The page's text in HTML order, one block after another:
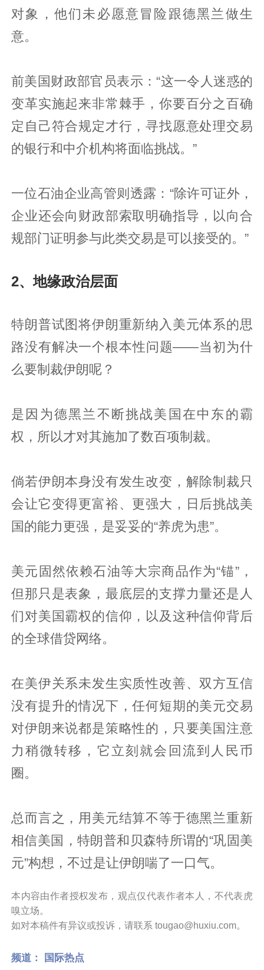
对象，他们未必愿意冒险跟德黑兰做生
意。
前美国财政部官员表示：“这一令人迷惑的
变革实施起来非常棘手，你要百分之百确
定自己符合规定才行，寻找愿意处理交易
的银行和中介机构将面临挑战。”
一位石油企业高管则透露：“除许可证外，
企业还会向财政部索取明确指导，以向合
规部门证明参与此类交易是可以接受的。”
2、地缘政治层面
特朗普试图将伊朗重新纳入美元体系的思
路没有解决一个根本性问题——当初为什
么要制裁伊朗呢？
是因为德黑兰不断挑战美国在中东的霸
权，所以才对其施加了数百项制裁。
倘若伊朗本身没有发生改变，解除制裁只
会让它变得更富裕、更强大，日后挑战美
国的能力更强，是妥妥的“养虎为患”。
美元固然依赖石油等大宗商品作为“锚”，
但那只是表象，最底层的支撑力量还是人
们对美国霸权的信仰，以及这种信仰背后
的全球借贷网络。
在美伊关系未发生实质性改善、双方互信
没有提升的情况下，任何短期的美元交易
对伊朗来说都是策略性的，只要美国注意
力稍微转移，它立刻就会回流到人民币
圈。
总而言之，用美元结算不等于德黑兰重新
相信美国，特朗普和贝森特所谓的“巩固美
元”构想，不过是让伊朗喘了一口气。
本内容由作者授权发布，观点仅代表作者本人，不代表虎
嗅立场。
如对本稿件有异议或投诉，请联系 tougao@huxiu.com。
频道： 国际热点